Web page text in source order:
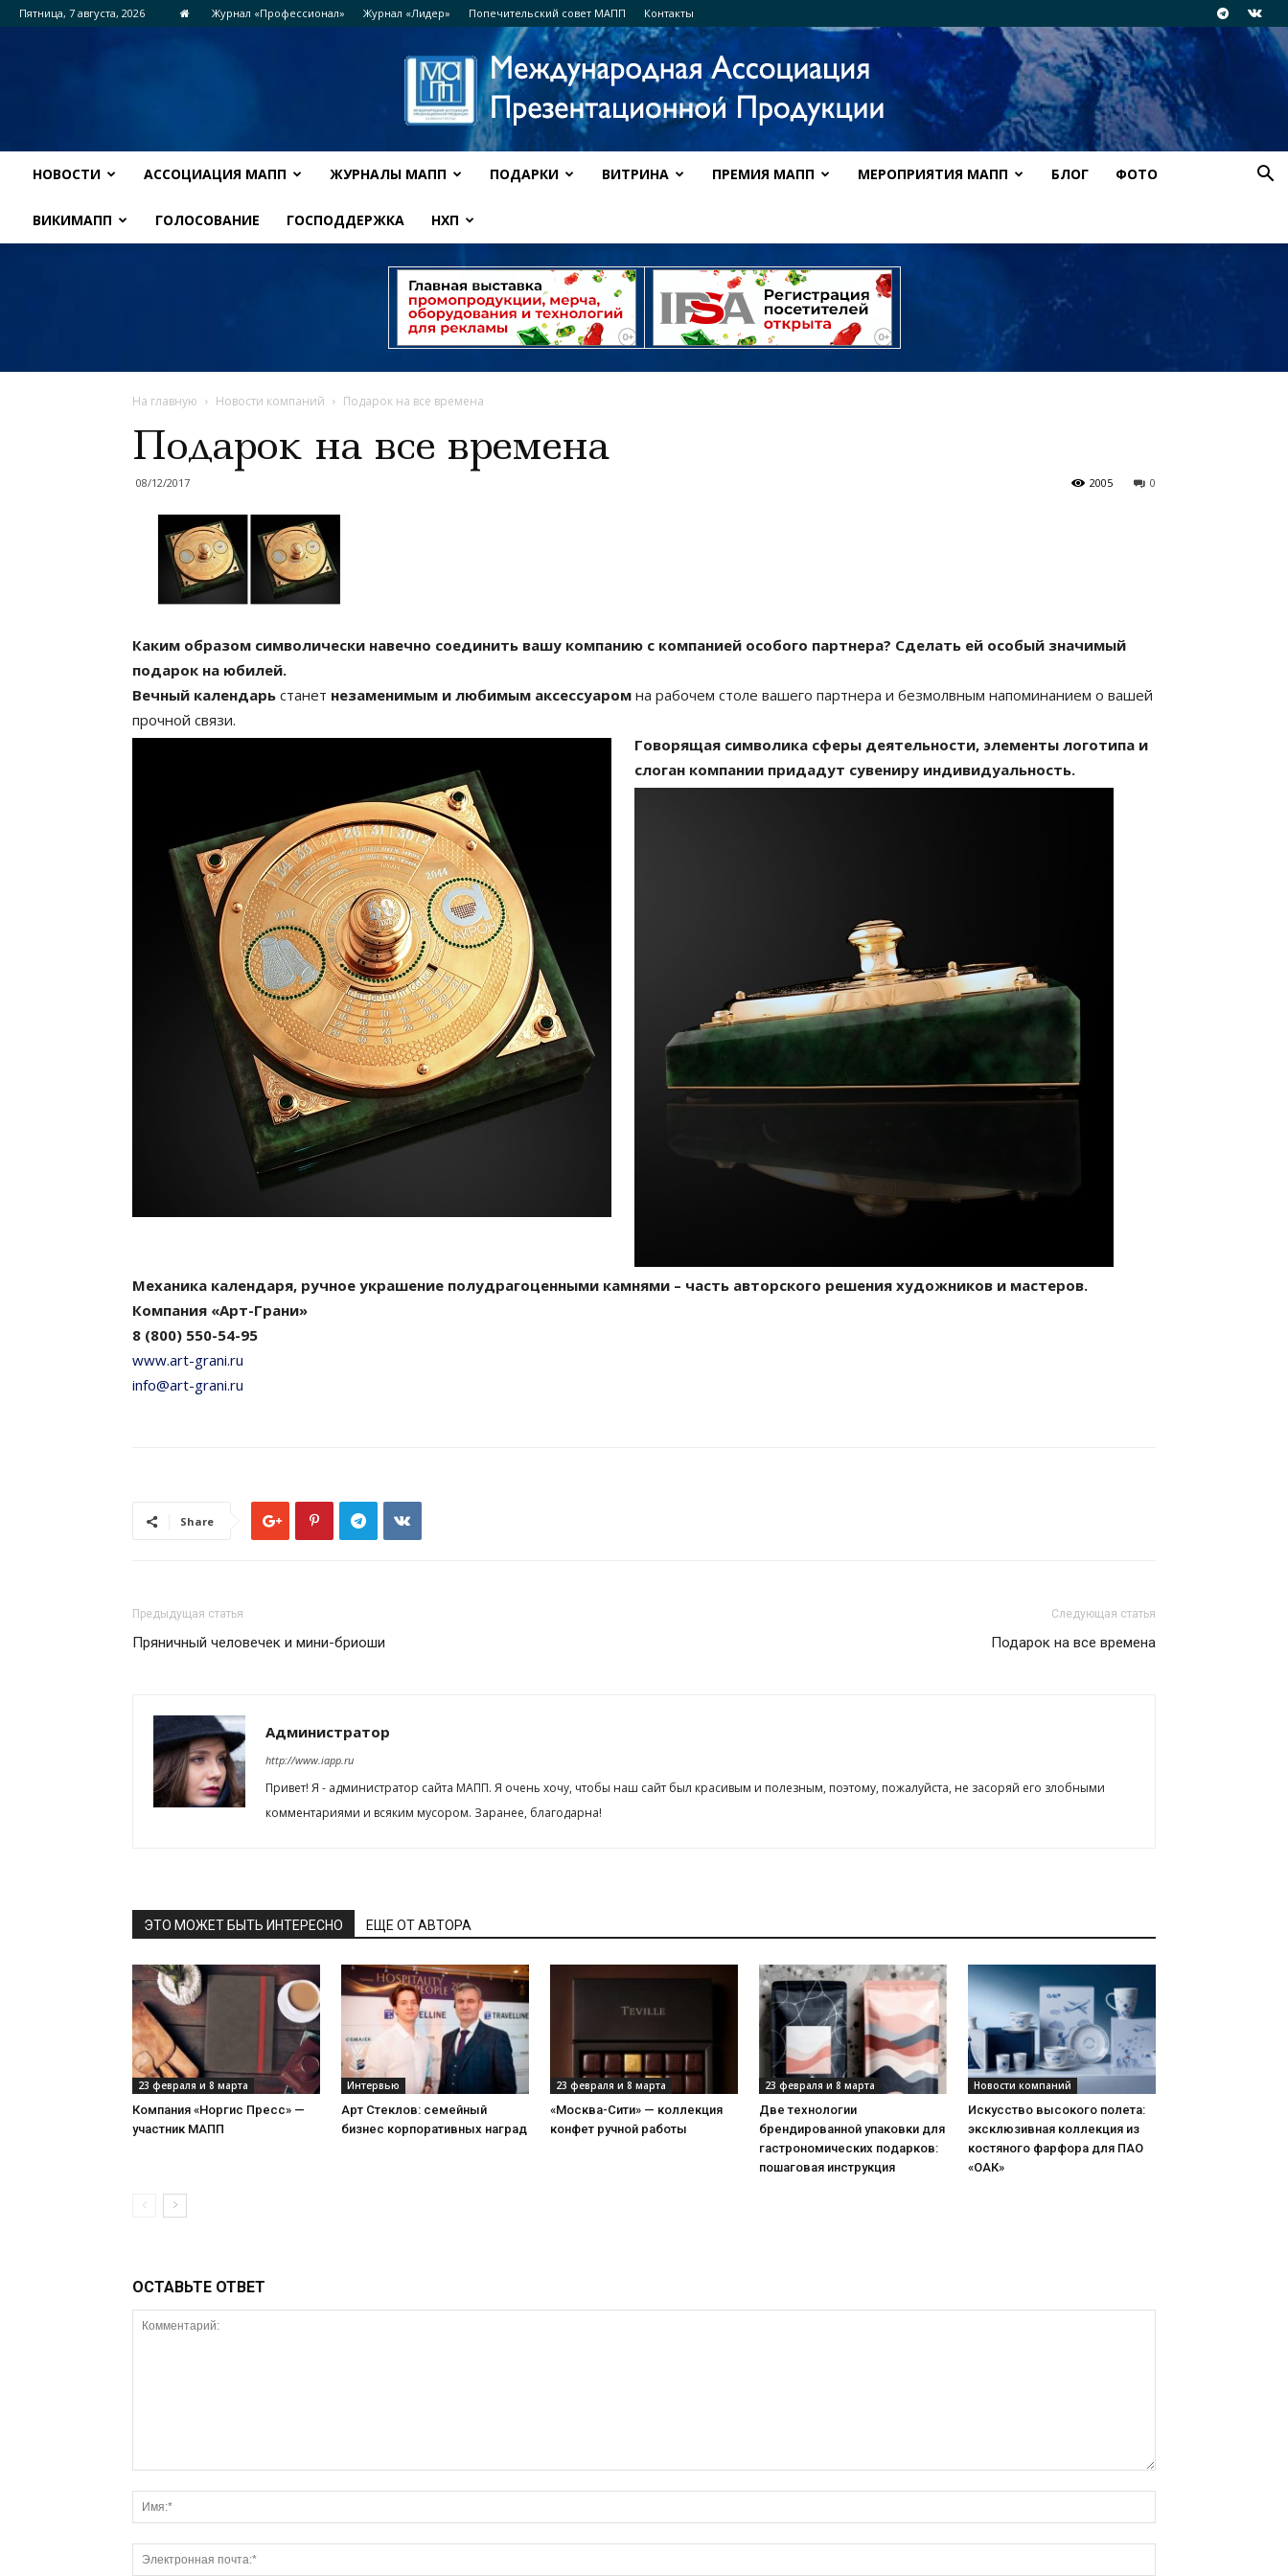
Пятница, 7 августа, 2026 Журнал «Профессионал» Журнал «Лидер» Попечительский совет МАПП Контакты
НОВОСТИ АССОЦИАЦИЯ МАПП ЖУРНАЛЫ МАПП ПОДАРКИ ВИТРИНА ПРЕМИЯ МАПП МЕРОПРИЯТИЯ МАПП БЛОГ ФОТО
ВИКИМАПП ГОЛОСОВАНИЕ ГОСПОДДЕРЖКА НХП
На главную Новости компаний Подарок на все времена
Подарок на все времена
08/12/2017 0
2005
Каким образом символически навечно соединить вашу компанию с компанией особого партнера? Сделать ей особый значимый
подарок на юбилей.
Вечный календарь станет незаменимым и любимым аксессуаром на рабочем столе вашего партнера и безмолвным напоминанием о вашей
прочной связи.
Говорящая символика сферы деятельности, элементы логотипа и
слоган компании придадут сувениру индивидуальность.
Механика календаря, ручное украшение полудрагоценными камнями – часть авторского решения художников и мастеров.
Компания «Арт-Грани»
8 (800) 550-54-95
www.art-grani.ru
info@art-grani.ru
Share
Предыдущая статья
Пряничный человечек и мини-бриоши
Следующая статья
Подарок на все времена
Администратор
http://www.iapp.ru
Привет! Я - администратор сайта МАПП. Я очень хочу, чтобы наш сайт был красивым и полезным, поэтому, пожалуйста, не засоряй его злобными
комментариями и всяким мусором. Заранее, благодарна!
ЭТО МОЖЕТ БЫТЬ ИНТЕРЕСНО ЕЩЕ ОТ АВТОРА
23 февраля и 8 марта
Компания «Норгис Пресс» —
участник МАПП
Интервью
Арт Стеклов: семейный
бизнес корпоративных наград
23 февраля и 8 марта
«Москва-Сити» — коллекция
конфет ручной работы
23 февраля и 8 марта
Две технологии
брендированной упаковки для
гастрономических подарков:
пошаговая инструкция
Новости компаний
Искусство высокого полета:
эксклюзивная коллекция из
костяного фарфора для ПАО
«ОАК»
ОСТАВЬТЕ ОТВЕТ